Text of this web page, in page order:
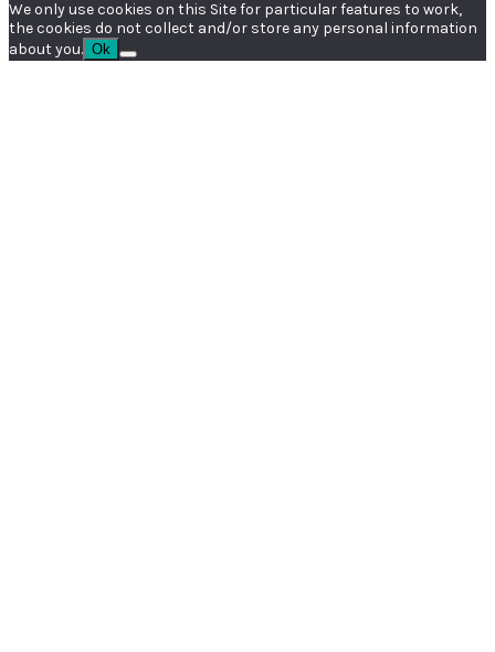
We only use cookies on this Site for particular features to work,
the cookies do not collect and/or store any personal information
about you. Ok